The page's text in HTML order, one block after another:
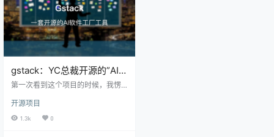
gstack：YC总裁开源的”AI软
件工厂”，68k Star的工具到
第一次看到这个项目的时候，我愣
tor的总裁，全球最顶级孵化器的掌
舵人——居然把自己每天用的Claud
开源项目
1.3k 0